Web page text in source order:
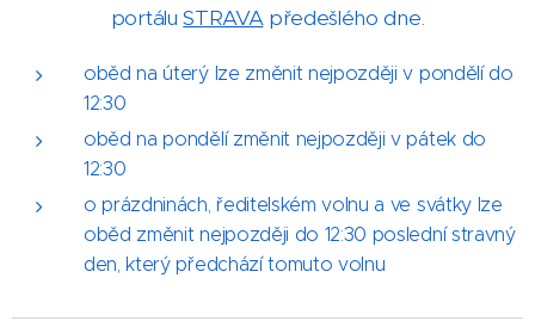
portáluSTRAVApředešlého dne.
oběd na úterý lze změnit nejpozději v pondělí do
12:30
oběd na pondělí změnit nejpozději v pátek do
12:30
o prázdninách, ředitelském volnu a ve svátky lze
oběd změnit nejpozději do 12:30 poslední stravný
den, který předchází tomuto volnu